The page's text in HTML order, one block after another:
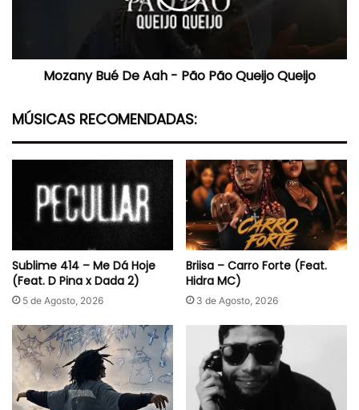
Queijo
Mozany Bué De Aah - Pão Pão Queijo Queijo
MÚSICAS RECOMENDADAS:
Sublime 414 – Me Dá Hoje
(Feat. D Pina x Dada 2)
5 de Agosto, 2026
Briisa – Carro Forte (Feat.
Hidra MC)
3 de Agosto, 2026